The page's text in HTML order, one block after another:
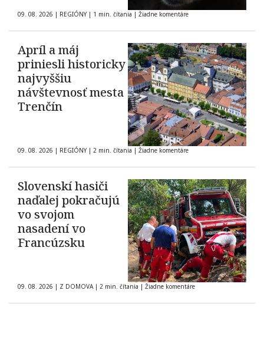
09. 08. 2026 | REGIÓNY | 1 min. čítania | Žiadne komentáre
Apríl a máj
priniesli historicky
najvyššiu
návštevnosť mesta
Trenčín
09. 08. 2026 | REGIÓNY | 2 min. čítania | Žiadne komentáre
Slovenskí hasiči
naďalej pokračujú
vo svojom
nasadení vo
Francúzsku
09. 08. 2026 | Z DOMOVA | 2 min. čítania | Žiadne komentáre